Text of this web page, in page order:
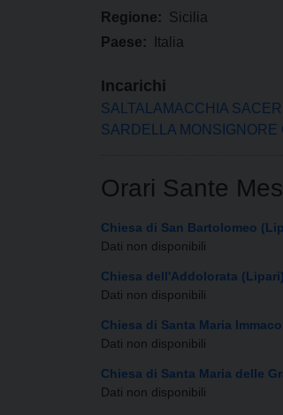
Regione: Sicilia
Paese:
Italia
Incarichi
SALTALAMACCHIA
SARDELLA MONSIGNORE
Orari Sante
Chiesa di San Bartolomeo
Dati non disponibili
Chiesa dell'Addolorata (Lipari)
Dati non disponibili
Chiesa di Santa Maria
Dati non disponibili
Chiesa di Santa Maria delle
Dati non disponibili